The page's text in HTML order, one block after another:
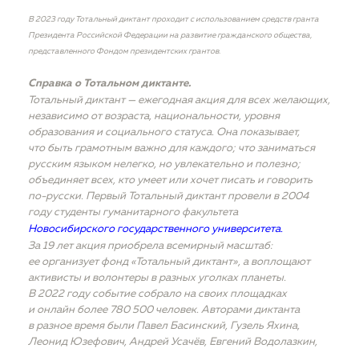
В 2023 году Тотальный диктант проходит с использованием средств гранта
Президента Российской Федерации на развитие гражданского общества,
представленного Фондом президентских грантов.
Справка о Тотальном диктанте.
Тотальный диктант — ежегодная акция для всех желающих,
независимо от возраста, национальности, уровня
образования и социального статуса. Она показывает,
что быть грамотным важно для каждого; что заниматься
русским языком нелегко, но увлекательно и полезно;
объединяет всех, кто умеет или хочет писать и говорить
по-русски. Первый Тотальный диктант провели в 2004
году студенты гуманитарного факультета
Новосибирского государственного университета.
За 19 лет акция приобрела всемирный масштаб:
ее организует фонд «Тотальный диктант», а воплощают
активисты и волонтеры в разных уголках планеты.
В 2022 году событие собрало на своих площадках
и онлайн более 780 500 человек. Авторами диктанта
в разное время были Павел Басинский, Гузель Яхина,
Леонид Юзефович, Андрей Усачёв, Евгений Водолазкин,